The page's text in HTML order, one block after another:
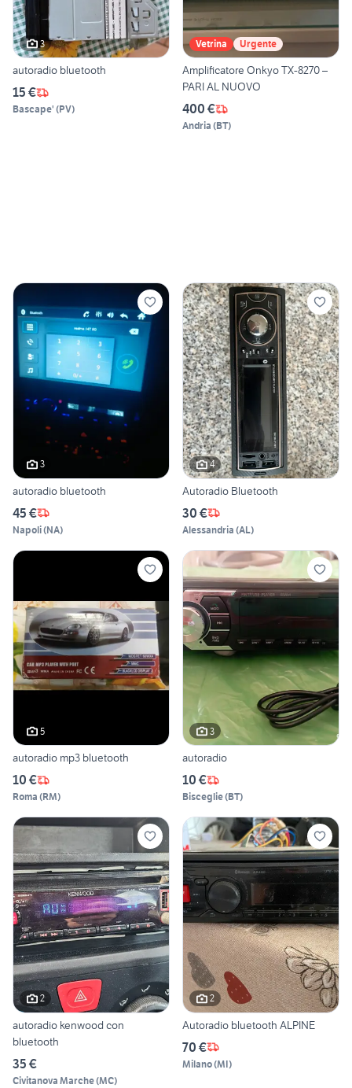
3
autoradio bluetooth
15 €
Bascape' (PV)
Vetrina Urgente
Amplificatore Onkyo TX-8270 –
PARI AL NUOVO
400 €
Andria (BT)
3
autoradio bluetooth
45 €
Napoli(NA)
4
Autoradio Bluetooth
30 €
Alessandria (AL)
5
autoradio mp3 bluetooth
10 €
Roma (RM)
3
autoradio
10 €
Bisceglie(BT)
2
autoradio kenwood con
bluetooth
35 €
Civitanova Marche(MC)
2
Autoradio bluetooth ALPINE
70 €
Milano(MI)